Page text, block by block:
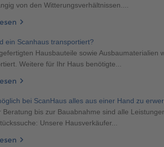
von den Witterungsverhältnissen....
ein Scanhaus transportiert?
Hausbauteile sowie
Weitere für Ihr Haus benötigte...
bei ScanHaus alles aus einer Hand zu
Beratung bis zur Bauabnahme sind alle
Unsere Hausverkäufer...